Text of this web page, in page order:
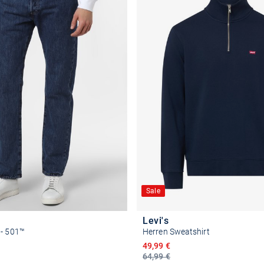
501™
Sale
Levi's
Herren Sweatshirt
64,99 €
Ermäßigter Preis
49,99 €